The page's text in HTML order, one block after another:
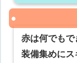
赤は何でもで
装備集めに